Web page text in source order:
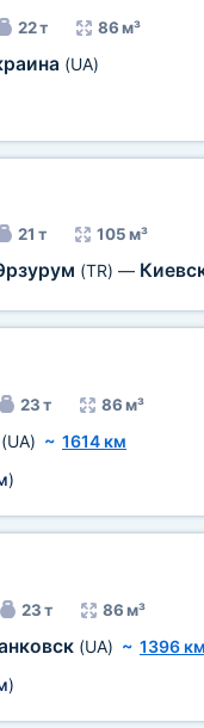
22 т 86 м³
(UA)
21 т 105 м³
(TR) —
23 т 86 м³
(UA) ~ 1614 км
)
23 т 86 м³
(UA) ~ 1396
)